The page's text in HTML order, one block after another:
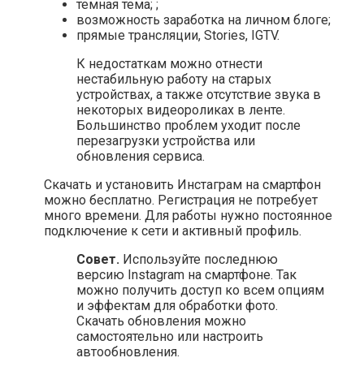
темная тема; ;
возможность заработка на личном блоге;
прямые трансляции, Stories, IGTV.
К недостаткам можно отнести
нестабильную работу на старых
устройствах, а также отсутствие звука в
некоторых видеороликах в ленте.
Большинство проблем уходит после
перезагрузки устройства или
обновления сервиса.
Скачать и установить Инстаграм на смартфон
можно бесплатно. Регистрация не потребует
много времени. Для работы нужно постоянное
подключение к сети и активный профиль.
Совет. Используйте последнюю
версию Instagram на смартфоне. Так
можно получить доступ ко всем опциям
и эффектам для обработки фото.
Скачать обновления можно
самостоятельно или настроить
автообновления.